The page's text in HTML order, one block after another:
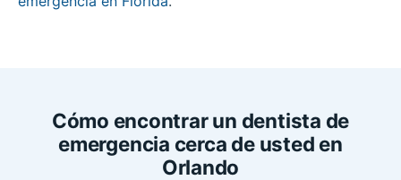
Cómo encontrar un dentista de
emergencia cerca de usted en
Orlando